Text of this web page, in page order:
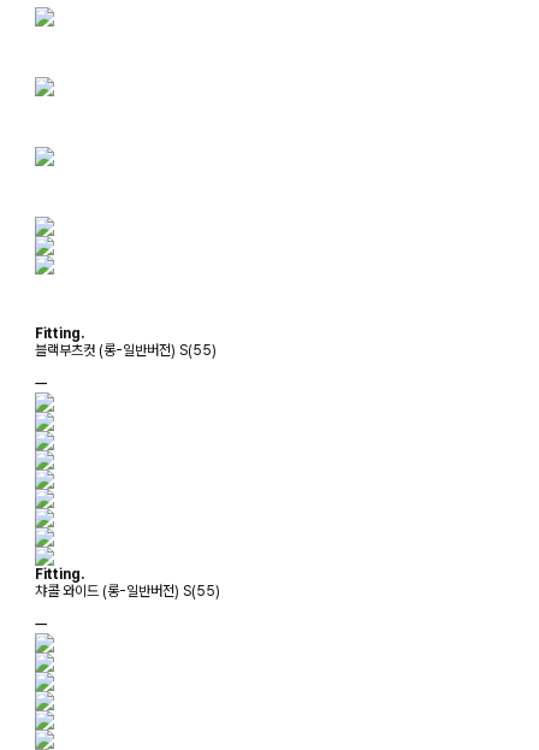
Fitting.
블랙부츠컷 (롱-일반버전) S(55)
ㅡ
Fitting.
챠콜 와이드 (롱-일반버전) S(55)
ㅡ